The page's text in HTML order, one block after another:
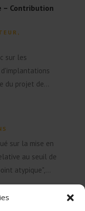
Contribution
,
sur les
d'implantations
du projet de...
sur la mise en
au seuil de
atypique",...